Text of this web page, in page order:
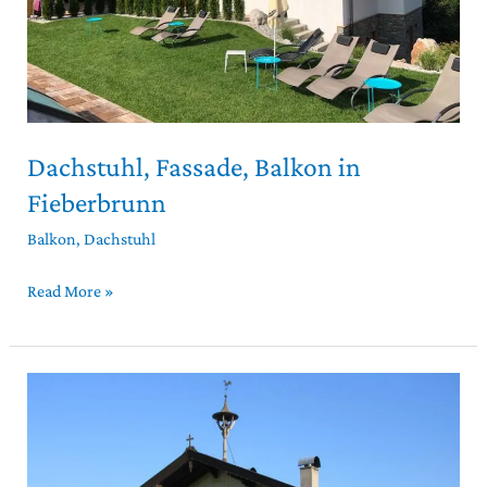
Dachstuhl, Fassade, Balkon in
Fieberbrunn
Balkon, Dachstuhl
Read More »